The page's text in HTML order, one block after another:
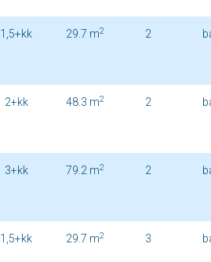
1,5+kk 29.7 m2 2
2+kk 48.3 m2 2
3+kk 79.2 m2 2
1,5+kk 29.7 m2 3